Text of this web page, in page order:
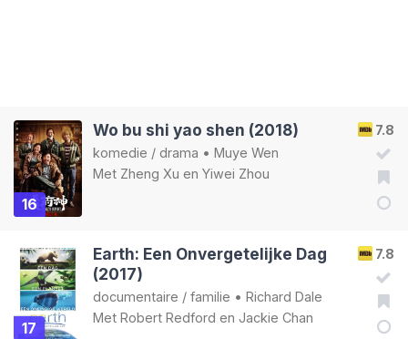
16
7.8
Wo bu shi yao shen (2018)
komedie / drama • Muye Wen
Met Zheng Xu en Yiwei Zhou
17
7.8
Earth: Een Onvergetelijke Dag
(2017)
documentaire / familie • Richard Dale
Met Robert Redford en Jackie Chan